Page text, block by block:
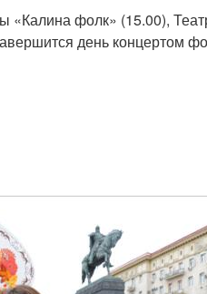
«Калина фолк» (15.00),
день концертом